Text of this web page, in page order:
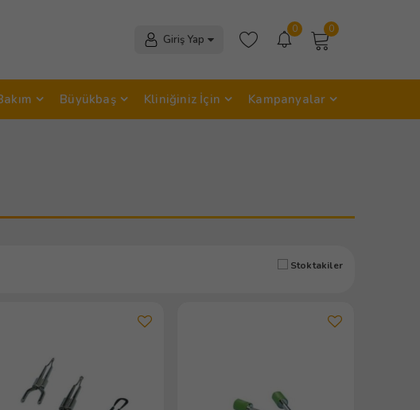
0
0
Giriş Yap
Büyükbaş Kliniğiniz İçin Kampanyalar
Stoktakiler